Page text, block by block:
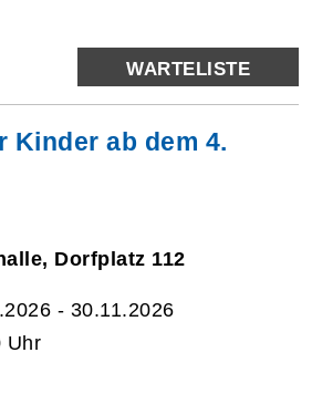
WARTELISTE
Kinder ab dem 4.
Dorfplatz 112
- 30.11.2026
Uhr